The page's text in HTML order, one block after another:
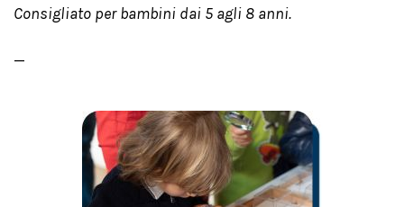
Consigliato per bambini dai 5 agli 8 anni.
_